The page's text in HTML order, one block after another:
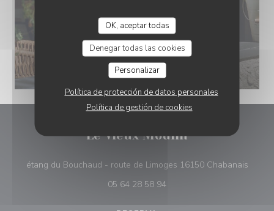
OK, aceptar todas
Denegar todas las cookies
Personalizar
Política de protección de datos personales
Política de gestión de cookies
Le Vieux Moulin
étang du Bouchaud - route de Limoges 16150 Chabanais((abre
05 64 28 58 94